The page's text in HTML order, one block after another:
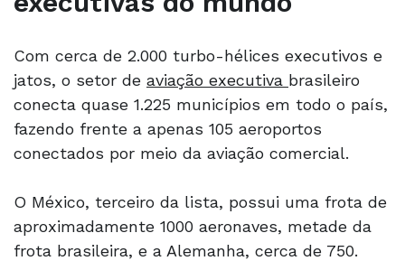
Com cerca de 2.000 turbo-hélices executivos e
jatos, o setor de aviação executiva brasileiro
conecta quase 1.225 municípios em todo o país,
fazendo frente a apenas 105 aeroportos
conectados por meio da aviação comercial.
O México, terceiro da lista, possui uma frota de
aproximadamente 1000 aeronaves, metade da
frota brasileira, e a Alemanha, cerca de 750.